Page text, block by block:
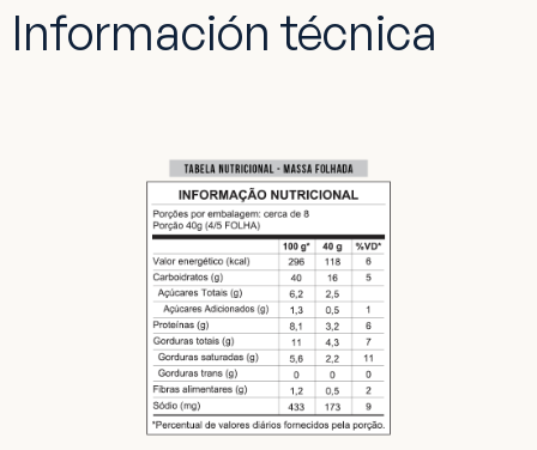
Información técnica